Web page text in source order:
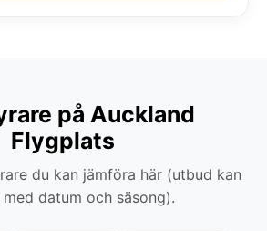
på Auckland
Flygplats
du kan jämföra här (utbud kan
datum och säsong).